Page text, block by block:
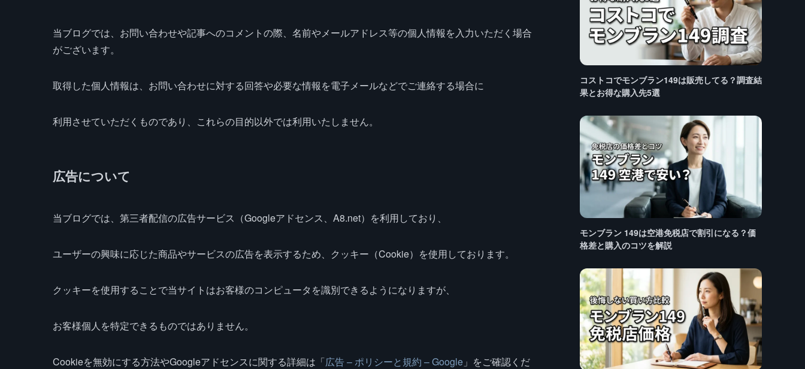
当ブログでは、お問い合わせや記事へのコメントの際、名前やメールアドレス等の個人情報を入力いただく場合
がございます。
取得した個人情報は、お問い合わせに対する回答や必要な情報を電子メールなどでご連絡する場合に
利用させていただくものであり、これらの目的以外では利用いたしません。
広告について
当ブログでは、第三者配信の広告サービス（Googleアドセンス、A8.net）を利用しており、
ユーザーの興味に応じた商品やサービスの広告を表示するため、クッキー（Cookie）を使用しております。
クッキーを使用することで当サイトはお客様のコンピュータを識別できるようになりますが、
お客様個人を特定できるものではありません。
Cookieを無効にする方法やGoogleアドセンスに関する詳細は「広告 – ポリシーと規約 – Google 」をご確認くだ
コストコでモンブラン149は販売してる？調査結
果とお得な購入先5選
モンブラン 149は空港免税店で割引になる？価
格差と購入のコツを解説